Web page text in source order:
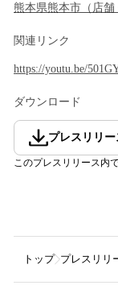
熊本県熊本市 （ 店舗
関連リンク
https://youtu.be/
ダウンロード
プレスリリ
このプレスリリース内
トップ プレスリリ